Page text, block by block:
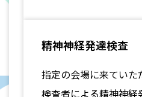
精神神経発達検査
指定の会場に来ていた
検査者による精神神経